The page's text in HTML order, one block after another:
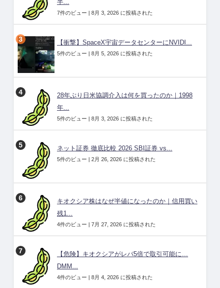
半...
7件のビュー | 8月 3, 2026 に投稿された
【衝撃】SpaceX宇宙データセンターにNVIDI...
5件のビュー | 8月 5, 2026 に投稿された
28年ぶり日米協調介入は何を買ったのか｜1998
年...
5件のビュー | 8月 3, 2026 に投稿された
ネット証券 徹底比較 2026 SBI証券 vs...
5件のビュー | 2月 26, 2026 に投稿された
キオクシア株はなぜ半値になったのか｜信用買い
残1...
4件のビュー | 7月 27, 2026 に投稿された
【危険】キオクシアがレバ5倍で取引可能に…
DMM...
4件のビュー | 8月 4, 2026 に投稿された